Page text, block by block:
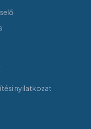
nyilatkozat